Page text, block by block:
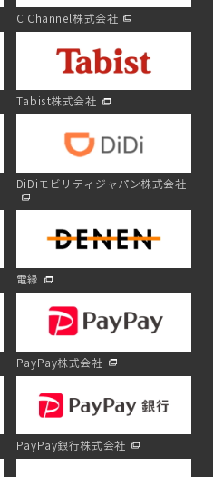
C Channel株式会社
Tabist株式会社
DiDiモビリティジャパン株式会社
電縁
PayPay株式会社
PayPay銀行株式会社